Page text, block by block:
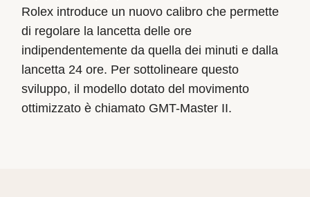
Rolex introduce un nuovo calibro che permette
di regolare la lancetta delle ore
indipendentemente da quella dei minuti e dalla
lancetta 24 ore. Per sottolineare questo
sviluppo, il modello dotato del movimento
ottimizzato è chiamato GMT-Master II.